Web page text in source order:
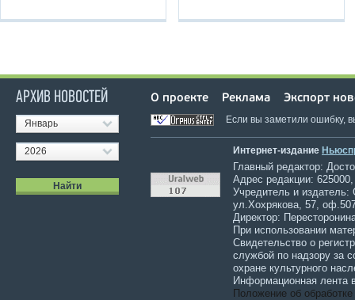
АРХИВ НОВОСТЕЙ
Январь
2026
О проекте Реклама Экспорт
Если вы заметили ошибку,
Интернет-издание
Главный редактор:
Адрес редакции:
Учредитель и
ул.Хохрякова, 57,
Директор:
При использовании
Свидетельство о
службой по надзору за
охране культурного
Информационная лента
Положение об